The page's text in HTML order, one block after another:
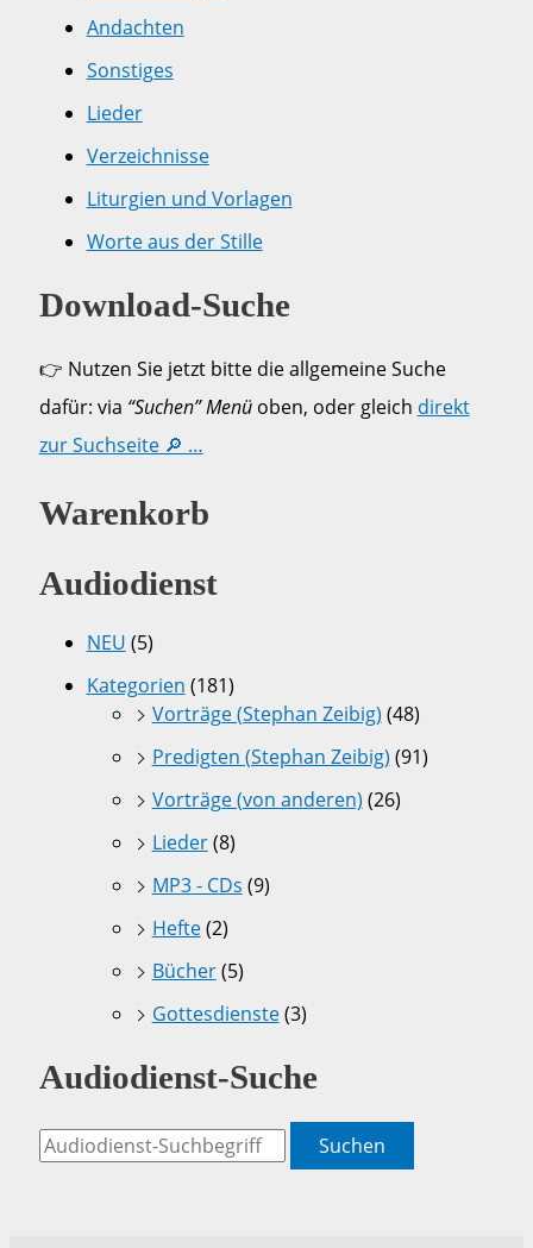
Andachten
Sonstiges
Lieder
Verzeichnisse
Liturgien und Vorlagen
Worte aus der Stille
Download-Suche
👉 Nutzen Sie jetzt bitte die allgemeine Suche
dafür: via “Suchen” Menüoben, oder gleich direkt
zur Suchseite 🔎 …
Warenkorb
Audiodienst
NEU (5)
Kategorien (181)
Vorträge (Stephan Zeibig) (48)
Predigten (Stephan Zeibig) (91)
Vorträge (von anderen) (26)
Lieder(8)
MP3 - CDs (9)
Hefte(2)
Bücher(5)
Gottesdienste(3)
Audiodienst-Suche
Suchen